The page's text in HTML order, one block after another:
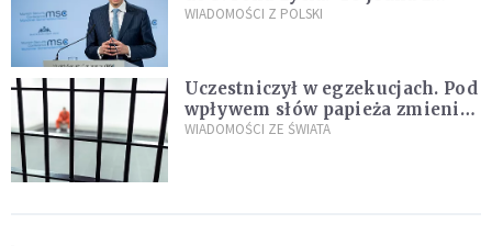
propozycji programu "Rozwój
WIADOMOŚCI Z POLSKI
Uczestniczył w egzekucjach. Pod
wpływem słów papieża zmienił
zdanie
WIADOMOŚCI ZE ŚWIATA